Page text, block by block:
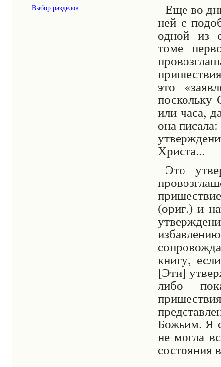
Выбор разделов
Еще во
ней с
одной из
томе
это
поскольку
или часа,
она
Христа...
Это
(ориг.) и
книгу,
[Эти]
либо
Божьим. Я
не могла
состояния